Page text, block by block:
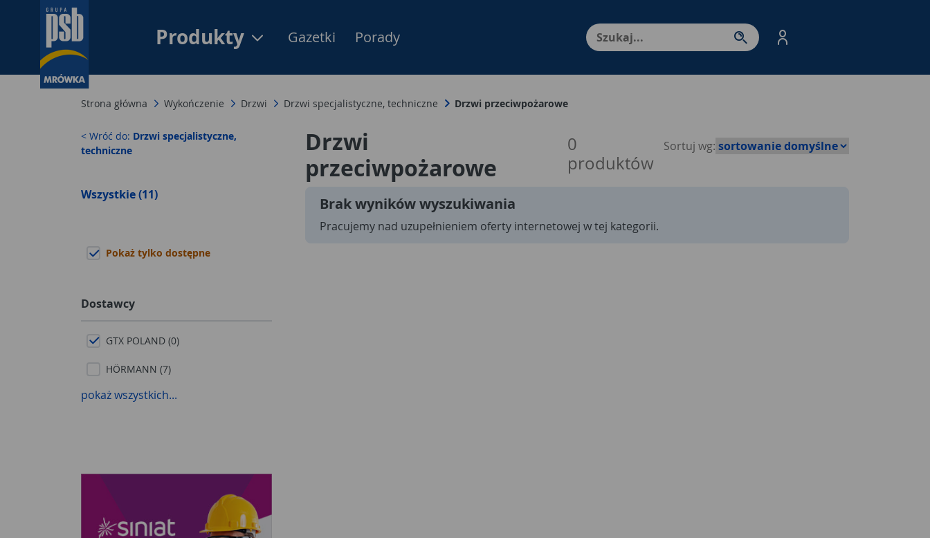
Produkty Menu Produktów, nawigacja: Enter - przejdź do strony produktów. Spacja – otwórz/
Gazetki Porady
Strona główna Wykończenie Drzwi Drzwi specjalistyczne, techniczne Drzwi przeciwpożarowe
< Wróć do: Drzwi specjalistyczne,
techniczne
Wszystkie (11)
Pokaż tylko dostępne
Dostawcy
GTX POLAND (0)
HÖRMANN (7)
pokaż wszystkich...
Drzwi
przeciwpożarowe
0
produktów
Sortuj wg:
Brak wyników wyszukiwania
Pracujemy nad uzupełnieniem oferty internetowej w tej kategorii.